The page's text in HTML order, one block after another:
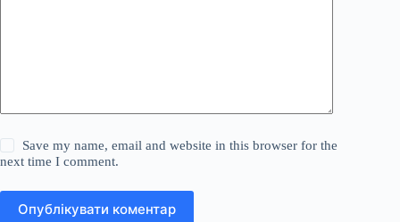
Save my name, email and website in this browser for the
next time I comment.
Опублікувати коментар